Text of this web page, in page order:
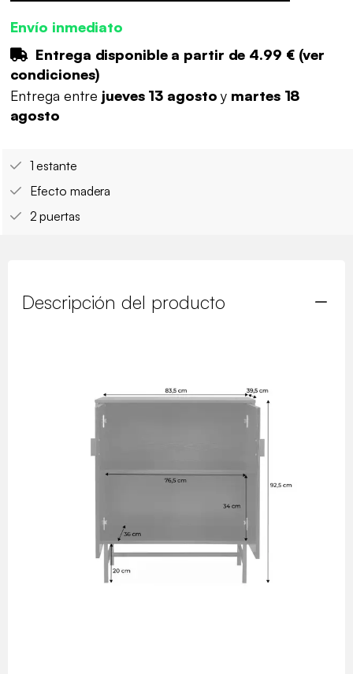
Envío inmediato
Entrega disponible a partir de 4.99 €(ver
condiciones)
Entrega entre jueves 13 agostoy martes 18
agosto
1 estante
Efecto madera
2 puertas
Descripción del producto